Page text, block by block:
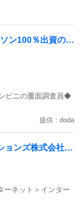
ン100％出資の安
ビニの覆面調査員◆
提供：doda
ョンズ株式会社
：ショップコン
ーネット＞インター